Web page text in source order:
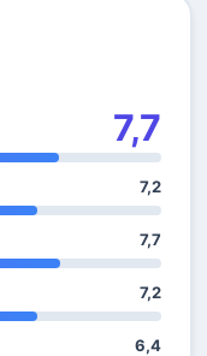
7,7
7,2
7,7
7,2
6,4